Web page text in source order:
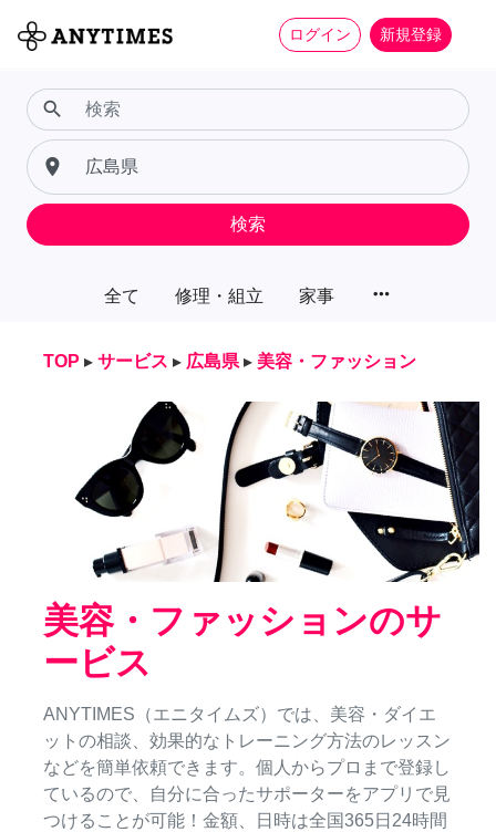
ログイン 新規登録
全て 修理・組立 家事 more_horiz
search
place
検索
TOP ▸ サービス ▸ 広島県 ▸ 美容・ファッション
美容・ファッションのサ
ービス
ANYTIMES（エニタイムズ）では、美容・ダイエ
ットの相談、効果的なトレーニング方法のレッスン
などを簡単依頼できます。個人からプロまで登録し
ているので、自分に合ったサポーターをアプリで見
つけることが可能！金額、日時は全国365日24時間